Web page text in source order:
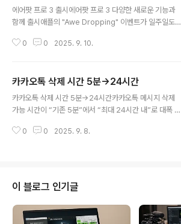
(기본 iPhone 17 기준)항목내용디스플레이6.3인치 OLE
D, 120Hz ProMotion, HDR, 최고 밝기 약 3,000 니트
Apple A19 칩 (3nm)RAM / 저장 공간기본 8..
에어팟 프로 3 출시에어팟 프로 3 다양한 새로운 기능과
함께 출시애플의 "Awe Dropping" 이벤트가 일주일도
버전을 선보일 가능성이 높습니다. 에어팟 프로 3 에는 새
새로운 디자인이 적용될 예정 이지만, 정확히 무엇이 바뀔
지는 아직 불분명합니다. 디자인이 약간 변경될 가능성이
있으며, Apple이 스템을 더 작게 만들 가능성도 있습니다.​
고, 이제 에어팟 프로가 출시되었습니다. 케이스가 더 얇아
0 0 2025. 9. 10.
카카오톡 삭제 시간 5분→24시간
카카오톡 삭제 시간 5분→24시간카카오톡 메시지 삭제
가능 시간이 “기존 5분”에서 “최대 24시간 내”로 대폭 확
의 연장기존 : 메시지는 발송 후 5분 이내에만 삭제 가능변
중이라고 밝힘2. 메시지 삭제 표기 방식의 변화기존 방식 :
메시지를 삭제한 사람이 발신자였을 경우, 말풍선 안에 “삭
제된 메시지”라는 표시가 뜨며 누가 삭제했는지 명확하게
표시됨변경 후 방식 : 삭제된 메시지 알림이 대화 중앙에만
0 0 2025. 9. 8.
이 블로그 인기글